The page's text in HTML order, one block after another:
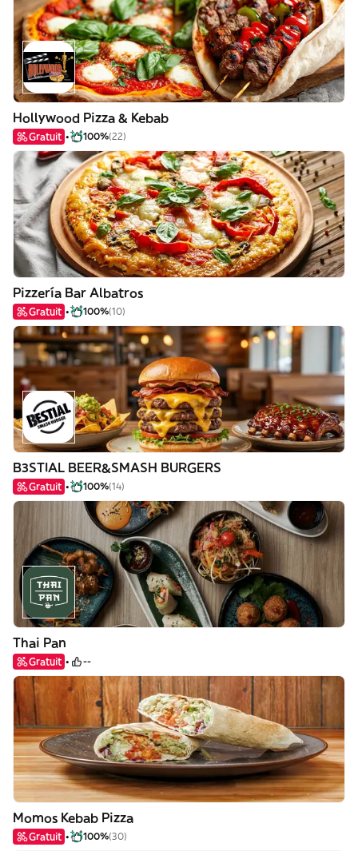
Hollywood Pizza & Kebab
Gratuit 100%(22)
Pizzería Bar Albatros
Gratuit 100%(10)
B3STIAL BEER&SMASH BURGERS
Gratuit 100%(14)
Thai Pan
Gratuit --
Momos Kebab Pizza
Gratuit 100%(30)